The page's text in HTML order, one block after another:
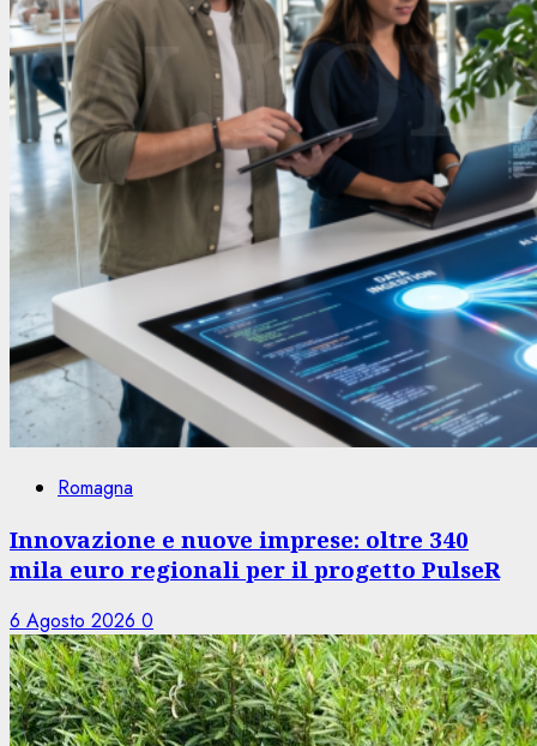
Romagna
Innovazione e nuove imprese: oltre 340
mila euro regionali per il progetto PulseR
6 Agosto 2026 0